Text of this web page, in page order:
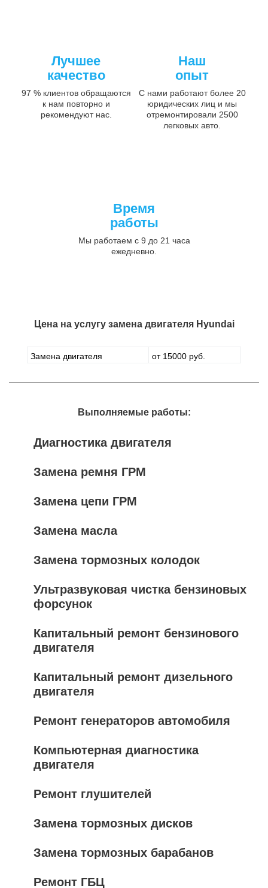
Лучшее
качество
97 % клиентов обращаются
к нам повторно и
рекомендуют нас.
Наш
опыт
С нами работают более 20
юридических лиц и мы
отремонтировали 2500
легковых авто.
Время
работы
Мы работаем с 9 до 21 часа
ежедневно.
Цена на услугу замена двигателя Hyundai
Замена двигателя от 15000 руб.
Выполняемые работы:
Диагностика двигателя
Замена ремня ГРМ
Замена цепи ГРМ
Замена масла
Замена тормозных колодок
Ультразвуковая чистка бензиновых
форсунок
Капитальный ремонт бензинового
двигателя
Капитальный ремонт дизельного
двигателя
Ремонт генераторов автомобиля
Компьютерная диагностика
двигателя
Ремонт глушителей
Замена тормозных дисков
Замена тормозных барабанов
Ремонт ГБЦ